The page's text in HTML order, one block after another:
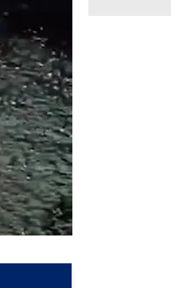
मौके
भेजा
हैं. इस
माहौल
गांव
हमले में मौत
ने इस